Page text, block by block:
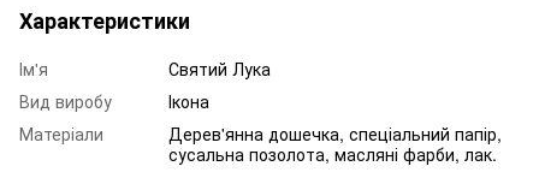
Характеристики
Ім'я
Святий Лука
Вид виробу
Ікона
Матеріали
Дерев'янна дошечка, спеціальний папір,
сусальна позолота, масляні фарби, лак.